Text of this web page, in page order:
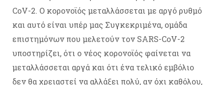
CoV-2. Ο κορονοϊός μεταλλάσσεται με αργό ρυθμό
και αυτό είναι υπέρ μας Συγκεκριμένα, ομάδα
επιστημόνων που μελετούν τον SARS-CoV-2
υποστηρίζει, ότι ο νέος κορονοϊός φαίνεται να
μεταλλάσσεται αργά και ότι ένα τελικό εμβόλιο
δεν θα χρειαστεί να αλλάξει πολύ, αν όχι καθόλου,